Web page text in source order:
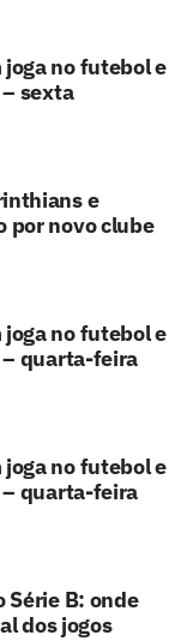
no futebol e
sexta
e
por novo clube
no futebol e
quarta-feira
no futebol e
quarta-feira
Série B: onde
dos jogos